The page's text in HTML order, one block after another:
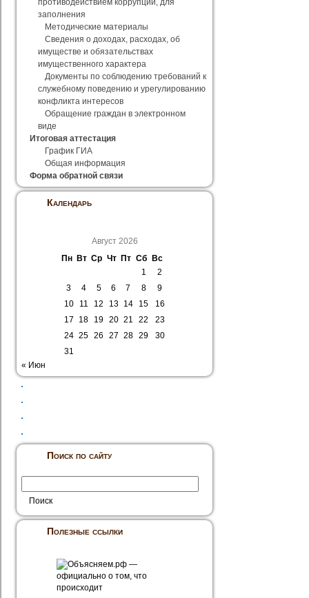
противодействием коррупции, для
заполнения
Методические материалы
Сведения о доходах, расходах, об
имуществе и обязательствах
имущественного характера
Документы по соблюдению требований к
служебному поведению и урегулированию
конфликта интересов
Обращение граждан в электронном
виде
Итоговая аттестация
График ГИА
Общая информация
Форма обратной связи
Календарь
Август 2026
Пн
Вт Ср Чт Пт Сб
Вс
1
2
3
4 5 6 7 8
9
10
11 12 13 14 15
16
17
18 19 20 21 22
23
24 25 26 27 28 29
30
31
« Июн
Поиск по сайту
Полезные ссылки